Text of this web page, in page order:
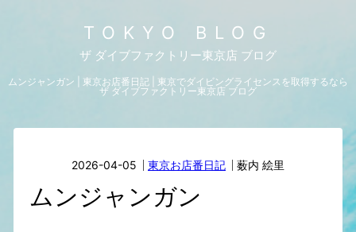
TOKYO BLOG
ザ ダイブファクトリー東京店 ブログ
ムンジャンガン | 東京お店番日記 | 東京でダイビングライセンスを取得するなら
ザ ダイブファクトリー東京店 ブログ
2026-04-05 東京お店番日記 薮内 絵里
ムンジャンガン